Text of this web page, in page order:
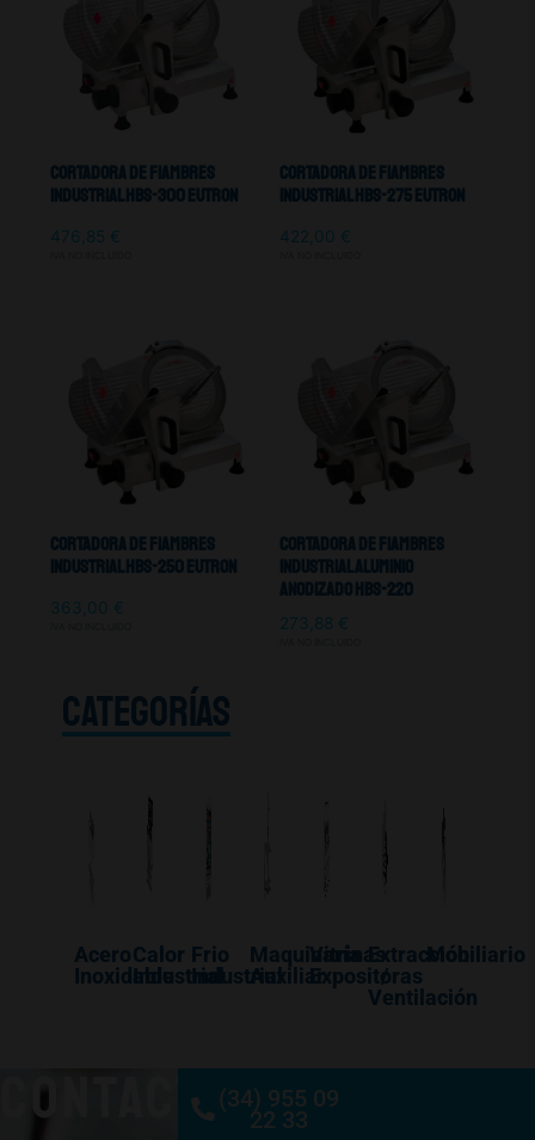
Cortadora De Fiambres
Industrial HBS-300 Eutron
476,85 €
Cortadora De Fiambres
Industrial HBS-275 Eutron
422,00 €
Cortadora De Fiambres
Industrial HBS-250 Eutron
363,00 €
Cortadora De Fiambres
Industrial Aluminio
Anodizado Hbs-220
273,88 €
CATEGORÍAS
Acero
Inoxidable
Calor
Industrial
Frio
Industrial
Maquinaría
Auxiliar
Vitrinas
Expositoras
Extracción
/
Ventilación
Mobiliario
CONTACTO(34) 955 09
22 33